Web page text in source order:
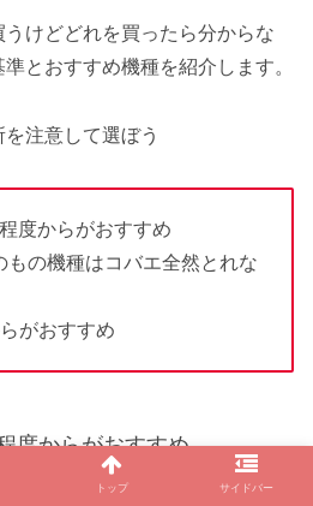
けどどれを買ったら分からな
とおすすめ機種を紹介します。
注意して選ぼう
度からがおすすめ
もの機種はコバエ全然とれな
がおすすめ
度からがおすすめ
トップ サイドバー